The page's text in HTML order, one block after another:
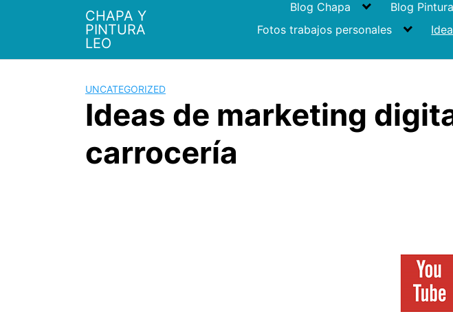
CHAPA Y
PINTURA
LEO
Blog Chapa Blog Pintura
Fotos trabajos personales
UNCATEGORIZED
Ideas de marketing
carrocería